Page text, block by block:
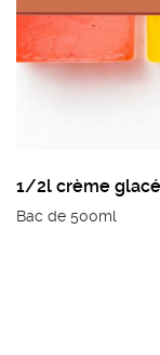
1/2l crème
Bac de 500ml